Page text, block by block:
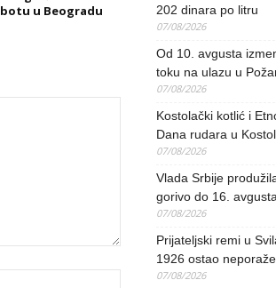
u Beogradu
202 dinara po litru
07/08/2026
Od 10. avgusta
toku na ulazu u
07/08/2026
Kostolački kotlić i
Dana rudara u
07/08/2026
Vlada Srbije
gorivo do 16. avgusta
07/08/2026
Prijateljski remi u
1926 ostao
07/08/2026